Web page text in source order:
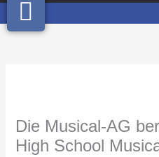
Die Musical-AG
High School